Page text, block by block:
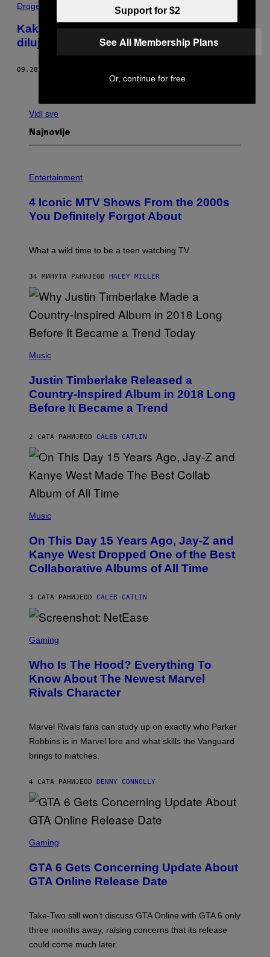
Droge
Kako se banda iz Bruklina obogatila
dilujući za El Čapa
09.28.18
Vidi sve
Najnovije
H
O
:
P
E
R
M
R
/
G
E
T
I
M
A
G
E
Entertainment
4 Iconic MTV Shows From the 2000s
You Definitely Forgot About
What a wild time to be a teen watching TV.
34 МИНУТА РАНИЈЕOD HALEY MILLER
P
T
O
B
Y
R
S
O
P
H
E
P
L
K
/
B
P
H
O
B
N
K
/
N
B
N
V
E
R
A
V
A
G
T
I
M
A
S
Music
Justin Timberlake Released a
Country-Inspired Album in 2018 Long
Before It Became a Trend
2 САТА РАНИЈЕOD CALEB CATLIN
P
T
O
B
Y
N
E
O
Z
A
R
K
G
E
T
Y
A
G
E
F
R
V
V
O
)
Music
On This Day 15 Years Ago, Jay-Z and
Kanye West Dropped One of the Best
Collaborative Albums of All Time
3 САТА РАНИЈЕOD CALEB CATLIN
C
E
N
S
H
N
E
E
E
Gaming
Who Is The Hood? Everything To
Know About The Newest Marvel
Rivals Character
Marvel Rivals fans can study up on exactly who Parker
Robbins is in Marvel lore and what skills the Vanguard
brings to matches.
4 САТА РАНИЈЕOD DENNY CONNOLLY
C
E
N
S
T
R
C
Gaming
GTA 6 Gets Concerning Update About
GTA Online Release Date
Take-Two still won’t discuss GTA Online with GTA 6 only
three months away, raising concerns that its release
could come much later.
Support for $2
See All Membership Plans
Or, continue for free